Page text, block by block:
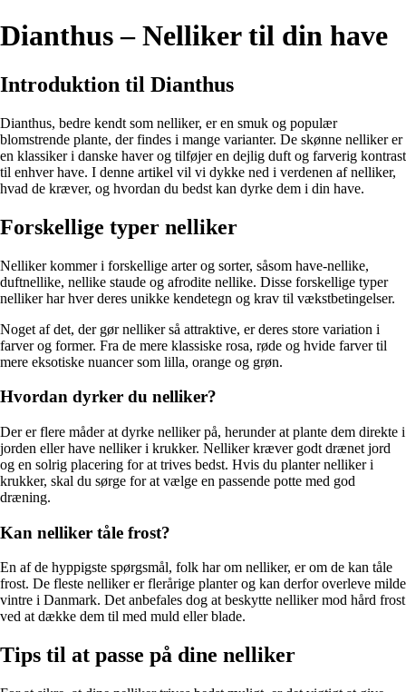
Dianthus – Nelliker til din have
Introduktion til Dianthus
Dianthus, bedre kendt som nelliker, er en smuk og populær
blomstrende plante, der findes i mange varianter. De skønne nelliker er
en klassiker i danske haver og tilføjer en dejlig duft og farverig kontrast
til enhver have. I denne artikel vil vi dykke ned i verdenen af nelliker,
hvad de kræver, og hvordan du bedst kan dyrke dem i din have.
Forskellige typer nelliker
Nelliker kommer i forskellige arter og sorter, såsom have-nellike,
duftnellike, nellike staude og afrodite nellike. Disse forskellige typer
nelliker har hver deres unikke kendetegn og krav til vækstbetingelser.
Noget af det, der gør nelliker så attraktive, er deres store variation i
farver og former. Fra de mere klassiske rosa, røde og hvide farver til
mere eksotiske nuancer som lilla, orange og grøn.
Hvordan dyrker du nelliker?
Der er flere måder at dyrke nelliker på, herunder at plante dem direkte i
jorden eller have nelliker i krukker. Nelliker kræver godt drænet jord
og en solrig placering for at trives bedst. Hvis du planter nelliker i
krukker, skal du sørge for at vælge en passende potte med god
dræning.
Kan nelliker tåle frost?
En af de hyppigste spørgsmål, folk har om nelliker, er om de kan tåle
frost. De fleste nelliker er flerårige planter og kan derfor overleve milde
vintre i Danmark. Det anbefales dog at beskytte nelliker mod hård frost
ved at dække dem til med muld eller blade.
Tips til at passe på dine nelliker